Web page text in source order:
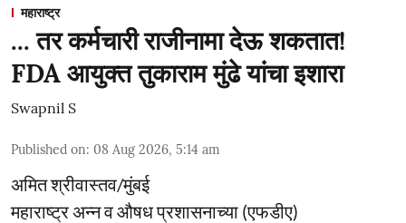
महाराष्ट्र
... तर कर्मचारी राजीनामा देऊ शकतात!
FDA आयुक्त तुकाराम मुंढे यांचा इशारा
Swapnil S
Published on: 08 Aug 2026, 5:14 am
अमित श्रीवास्तव/मुंबई
महाराष्ट्र अन्न व औषध प्रशासनाच्या (एफडीए)